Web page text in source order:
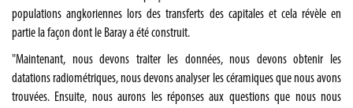
populations angkoriennes lors des transferts des capitales et cela révèle en
partie la façon dont le Baray a été construit.
"Maintenant, nous devons traiter les données, nous devons obtenir les
datations radiométriques, nous devons analyser les céramiques que nous avons
trouvées. Ensuite, nous aurons les réponses aux questions que nous nous